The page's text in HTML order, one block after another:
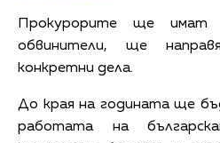
Прокурорите ще имат
обвинители, ще
конкретни дела.
До края на годината ще
работата на